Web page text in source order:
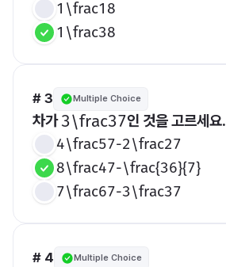
1\frac18
1\frac38
# 3 Multiple Choice
차가 ​3\frac37​인 것을 고르세요.
4\frac57-2\frac27
8\frac47-\frac{36}{7}
7\frac67-3\frac37
# 4 Multiple Choice